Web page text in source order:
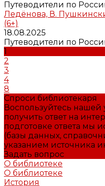
Путеводители по
Ледёнова, В.
(6+)
18.08.2025
Путеводители по
1
2
3
4
8
Спроси библиотекаря
Воспользуйтесь нашей
получить ответ на
подготовке ответа мы
(базы данных,
указанием источника
Задать вопрос
О библиотеке
О библиотеке
История